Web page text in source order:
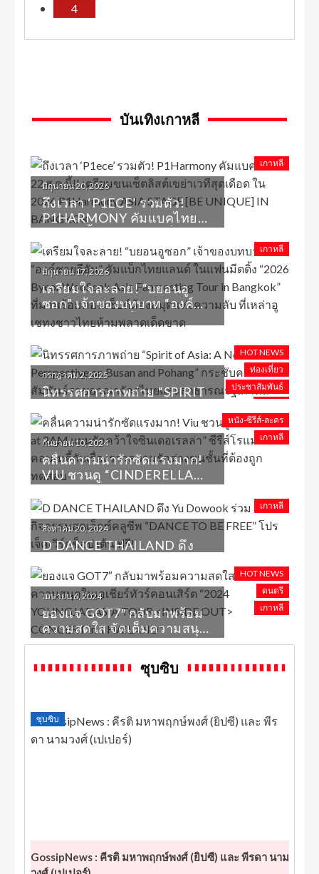
4
บันเทิงเกาหลี
เกาหลี
มิถุนายน 20, 2026
ถึงเวลา ‘P1ECE’ รวมตัว!
P1HARMONY คัมแบคไทย
22 ส.ค.นี้!! เตรียมขนเซ็ตลิสต์
เขย่าเวทีสุดเดือด ใน 2026
P1HARMONY ASIA STAGE
[BE UNIQUE] IN BANGKOK
เกาหลี
มิถุนายน 17, 2026
เตรียมใจละลาย! “บยอนอู
ซอก” เจ้าของบทบาท “องค์
ชายอีอัน” คัมแบ็กไทยแลนด์
BYEONWOOSEOK ASIA
FANMEETING TOUR IN
BANGKOK” ที่มาพร้อมคอน
เซ็ปต์ห้องสมุดแห่งความลับ ที่
พลาดเด็ดขาด
HOT NEWS
ท่องเที่ยว
ประชาสัมพันธ์
กรกฎาคม 2, 2025
นิทรรศการภาพถ่าย “SPIRIT
PERSPECTIVE ON BUSAN
AND POHANG” กระชับ
ความสัมพันธ์ราชอาณาจักร
ไทยและสาธารณรัฐเกาหลี
หนัง-ซีรีส์-ละคร
เกาหลี
กันยายน 10, 2024
คลื่นความน่ารักซัดแรงมาก!
VIU ชวนดู “CINDERELLA
AT 2AM แผนรักคว้าใจซิ
นเดอเรลล่า” ซีรีส์โรแมนติก
คอมเมดี้กับเรื่องราวความรัก
ต่างชนชั้นที่ต้องถูกทดสอบ
เกาหลี
สิงหาคม 20, 2024
D DANCE THAILAND ดึง
สุดเอ็กซ์คลูซีพ “DANCE TO
BE FREE” โปรเจ็คเวิร์กช็อป
เต้น ฟรี!
HOT NEWS
ดนตรี
เกาหลี
เมษายน 6, 2024
ยองแจ GOT7″ กลับมาพร้อม
ความสดใส จัดเต็มความสนุก
ในเอเชียร์ทัวร์คอนเสิร์ต
“2024 YOUNGJAE ASIA
TOUR <INSIDE OUT>
ซุบซิบ
ซุบซิบ
GossipNews : คีรติ มหาพฤกษ์พงศ์ (ยิปซี) และ พีรดา นาม